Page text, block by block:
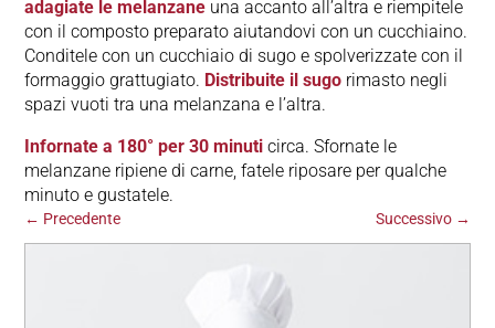
adagiate le melanzane una accanto all’altra e riempitele
con il composto preparato aiutandovi con un cucchiaino.
Conditele con un cucchiaio di sugo e spolverizzate con il
formaggio grattugiato. Distribuite il sugo rimasto negli
spazi vuoti tra una melanzana e l’altra.
Infornate a 180° per 30 minuti circa. Sfornate le
melanzane ripiene di carne, fatele riposare per qualche
minuto e gustatele.
← Precedente Successivo→